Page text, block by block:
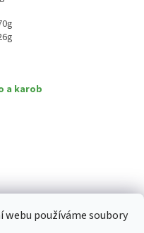
webu používáme soubory
a karob